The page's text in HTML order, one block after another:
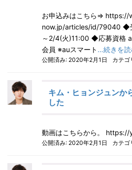
お申込みはこちら⇒ https://
now.jp/articles/id/79040 ◆
～2/4(火)11:00 ◆応募資格
会員 ※auスマート …続きを
公開済み: 2020年2月1日 カテゴ
キム・ヒョンジュンか
した
動画はこちらから。
公開済み: 2020年2月1日 カテゴ